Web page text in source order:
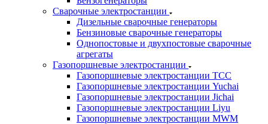
Сварочные электростанции
Дизельные сварочные генераторы
Бензиновые сварочные генераторы
Однопостовые и двухпостовые сварочные
агрегаты
Газопоршневые электростанции
Газопоршневые электростанции ТСС
Газопоршневые электростанции Yuchai
Газопоршневые электростанции Jichai
Газопоршневые электростанции Liyu
Газопоршневые электростанции MWM